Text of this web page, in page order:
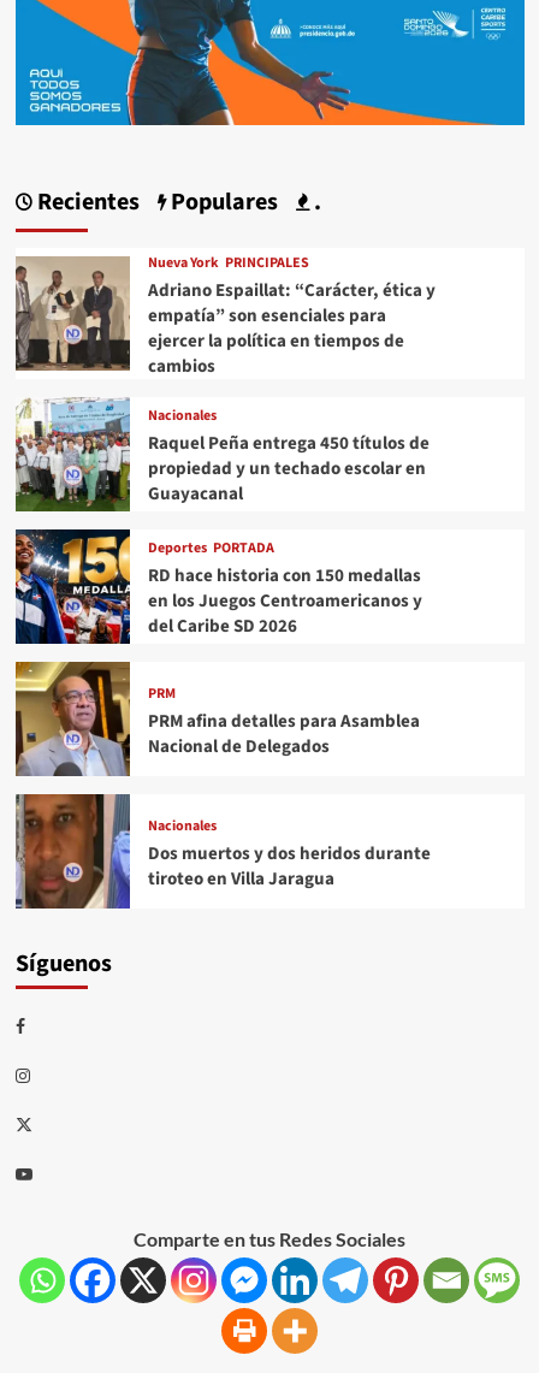
Recientes Populares .
Nueva York PRINCIPALES
Adriano Espaillat: “Carácter, ética y
empatía” son esenciales para
ejercer la política en tiempos de
cambios
Nacionales
Raquel Peña entrega 450 títulos de
propiedad y un techado escolar en
Guayacanal
Deportes PORTADA
RD hace historia con 150 medallas
en los Juegos Centroamericanos y
del Caribe SD 2026
PRM
PRM afina detalles para Asamblea
Nacional de Delegados
Nacionales
Dos muertos y dos heridos durante
tiroteo en Villa Jaragua
Síguenos
Comparte en tus Redes Sociales